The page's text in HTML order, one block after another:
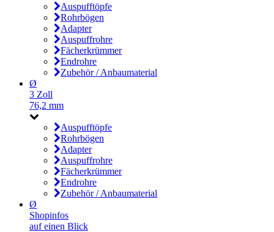
Auspufftöpfe
Rohrbögen
Adapter
Auspuffrohre
Fächerkrümmer
Endrohre
Zubehör / Anbaumaterial
Ø
3 Zoll
76,2 mm
Auspufftöpfe
Rohrbögen
Adapter
Auspuffrohre
Fächerkrümmer
Endrohre
Zubehör / Anbaumaterial
Ø
Shopinfos
auf einen Blick